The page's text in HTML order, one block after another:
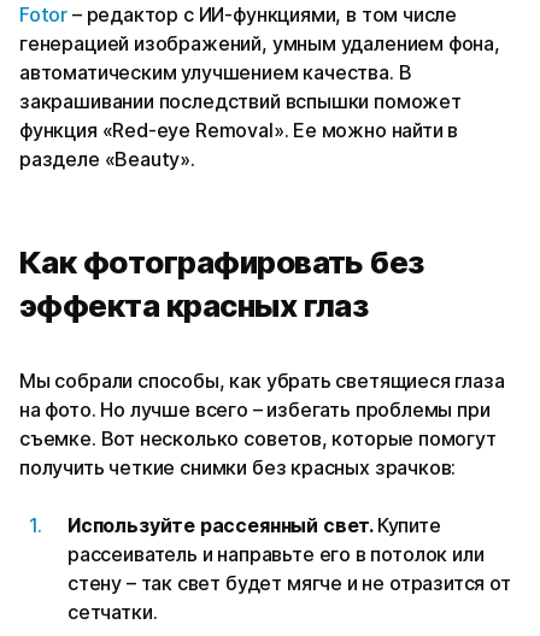
Fotor – редактор с ИИ-функциями, в том числе
генерацией изображений, умным удалением фона,
автоматическим улучшением качества. В
закрашивании последствий вспышки поможет
функция «Red-eye Removal». Ее можно найти в
разделе «Beauty».
Как фотографировать без
эффекта красных глаз
Мы собрали способы, как убрать светящиеся глаза
на фото. Но лучше всего – избегать проблемы при
съемке. Вот несколько советов, которые помогут
получить четкие снимки без красных зрачков:
Используйте рассеянный свет. Купите
рассеиватель и направьте его в потолок или
стену – так свет будет мягче и не отразится от
сетчатки.